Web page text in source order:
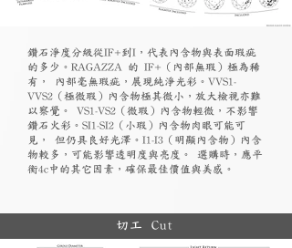
鑽石淨度分級從IF+到I，代表內含物與表面瑕疵
的多少。RAGAZZA 的 IF+（內部無瑕）極為稀
有， 內部毫無瑕疵，展現純淨光彩。VVS1-
VVS2（極微瑕）內含物極其微小，放大檢視亦難
以察覺。 VS1-VS2（微瑕）內含物輕微，不影響
鑽石火彩。SI1-SI2（小瑕）內含物肉眼可能可
見， 但仍具良好光澤。I1-I3（明顯內含物）內含
物較多，可能影響透明度與亮度。 選購時，應平
衡4c中的其它因素，確保最佳價值與美感。
切工 Cut